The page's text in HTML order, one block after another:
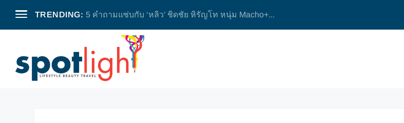
TRENDING: 5 คำถามแซ่บกับ ‘หลิว’ ชิดชัย หิรัญโท หนุ่ม Macho+...